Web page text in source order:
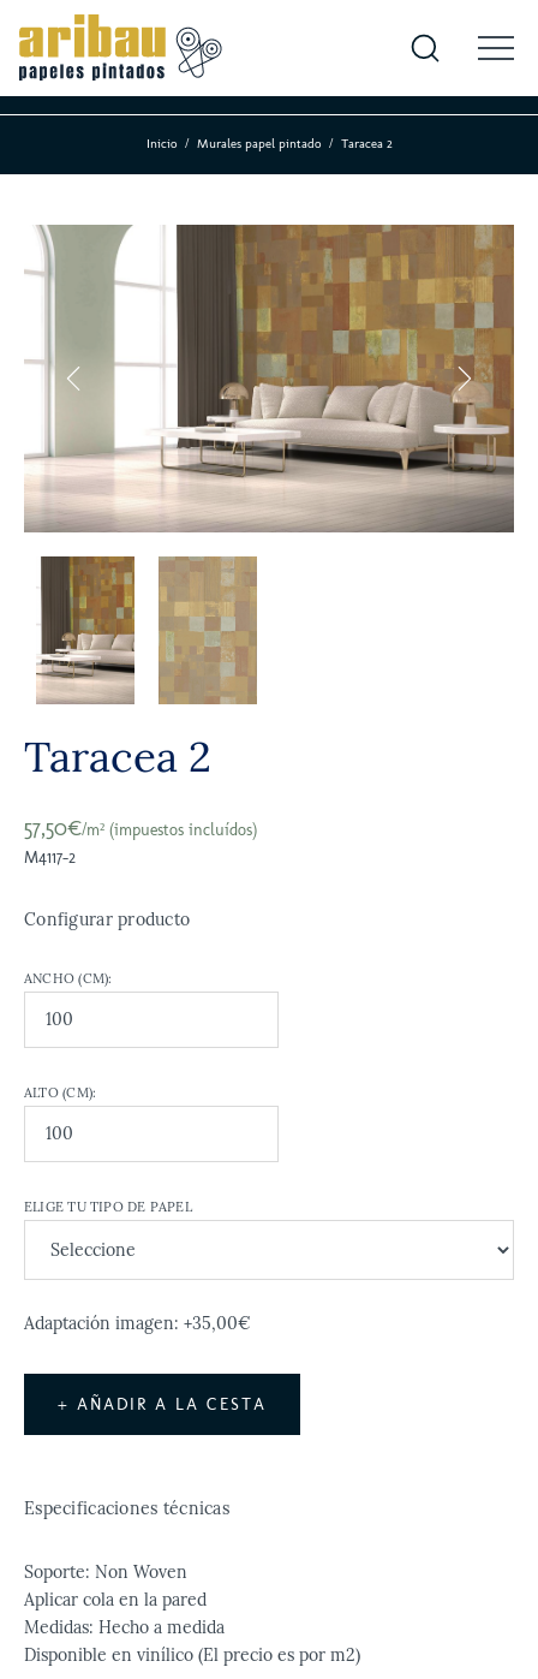
Inicio Murales papel pintado Taracea 2
Taracea 2
57,50€/m² (impuestos incluídos)
M4117-2
Configurar producto
ANCHO (CM):
ALTO (CM):
ELIGE TU TIPO DE PAPEL
Adaptación imagen: +35,00€
+ AÑADIR A LA CESTA
Especificaciones técnicas
Soporte: Non Woven
Aplicar cola en la pared
Medidas: Hecho a medida
Disponible en vinílico (El precio es por m2)